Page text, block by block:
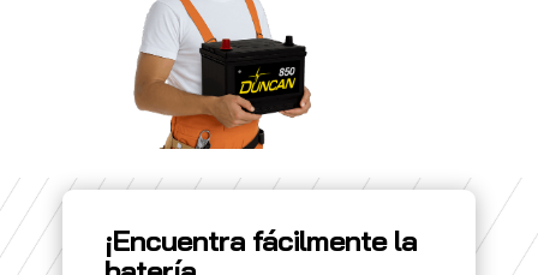
¡Encuentra fácilmente la